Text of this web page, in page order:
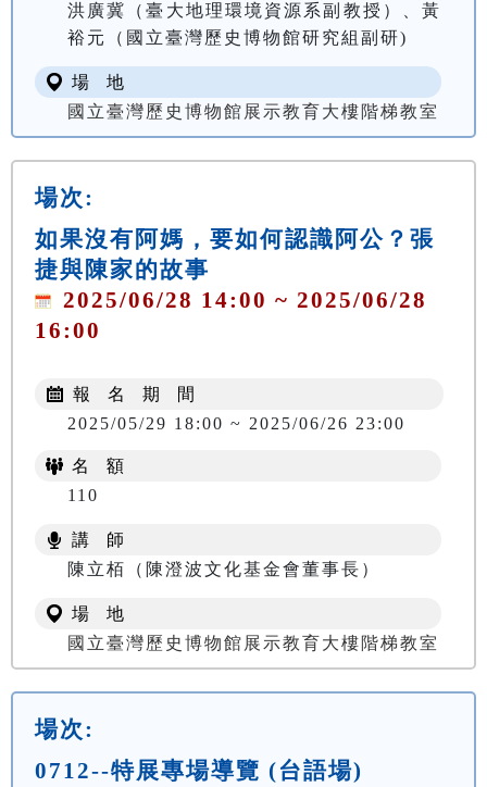
洪廣冀（臺大地理環境資源系副教授）、黃
裕元（國立臺灣歷史博物館研究組副研)
場 地
國立臺灣歷史博物館展示教育大樓階梯教室
場次:
如果沒有阿媽，要如何認識阿公？張
捷與陳家的故事
2025/06/28 14:00 ~ 2025/06/28
16:00
報 名 期 間
2025/05/29 18:00 ~ 2025/06/26 23:00
名 額
110
講 師
陳立栢（陳澄波文化基金會董事長）
場 地
國立臺灣歷史博物館展示教育大樓階梯教室
場次:
0712--特展專場導覽 (台語場)